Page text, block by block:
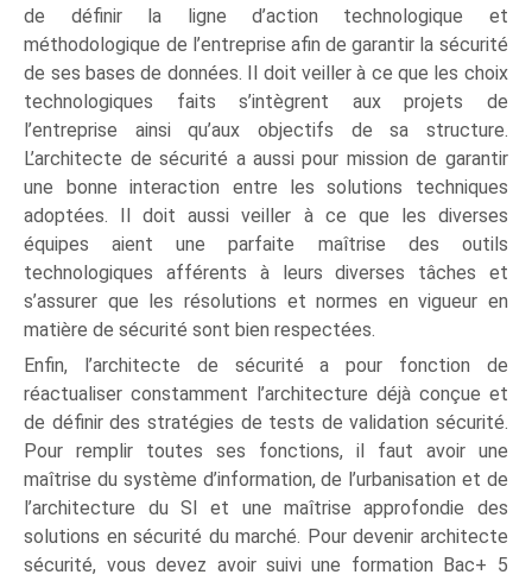
de définir la ligne d’action technologique et
méthodologique de l’entreprise afin de garantir la sécurité
de ses bases de données. Il doit veiller à ce que les choix
technologiques faits s’intègrent aux projets de
l’entreprise ainsi qu’aux objectifs de sa structure.
L’architecte de sécurité a aussi pour mission de garantir
une bonne interaction entre les solutions techniques
adoptées. Il doit aussi veiller à ce que les diverses
équipes aient une parfaite maîtrise des outils
technologiques afférents à leurs diverses tâches et
s’assurer que les résolutions et normes en vigueur en
matière de sécurité sont bien respectées.
Enfin, l’architecte de sécurité a pour fonction de
réactualiser constamment l’architecture déjà conçue et
de définir des stratégies de tests de validation sécurité.
Pour remplir toutes ses fonctions, il faut avoir une
maîtrise du système d’information, de l’urbanisation et de
l’architecture du SI et une maîtrise approfondie des
solutions en sécurité du marché. Pour devenir architecte
sécurité, vous devez avoir suivi une formation Bac+ 5